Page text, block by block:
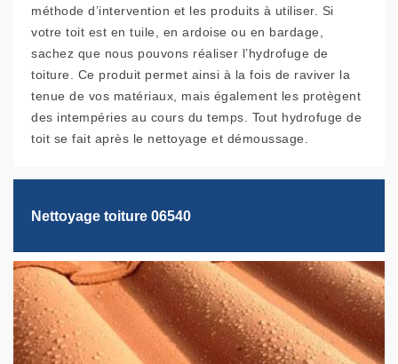
méthode d’intervention et les produits à utiliser. Si
votre toit est en tuile, en ardoise ou en bardage,
sachez que nous pouvons réaliser l’hydrofuge de
toiture. Ce produit permet ainsi à la fois de raviver la
tenue de vos matériaux, mais également les protègent
des intempéries au cours du temps. Tout hydrofuge de
toit se fait après le nettoyage et démoussage.
Nettoyage toiture 06540